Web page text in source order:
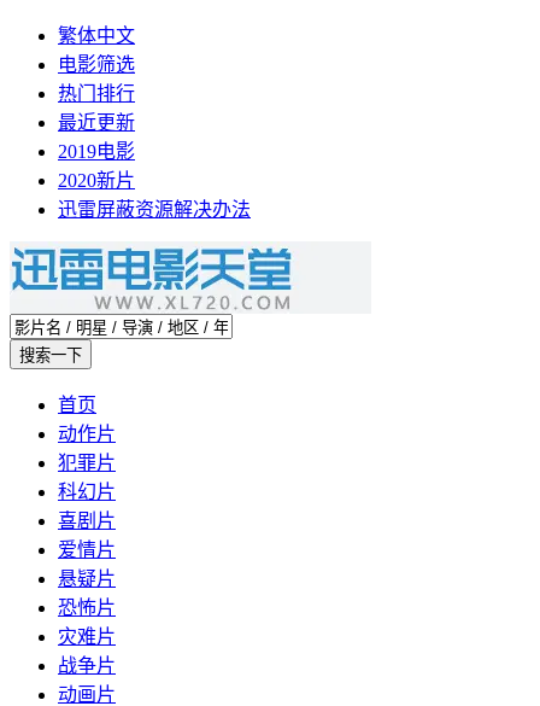
繁体中文
电影筛选
热门排行
最近更新
2019电影
2020新片
迅雷屏蔽资源解决办法
首页
动作片
犯罪片
科幻片
喜剧片
爱情片
悬疑片
恐怖片
灾难片
战争片
动画片